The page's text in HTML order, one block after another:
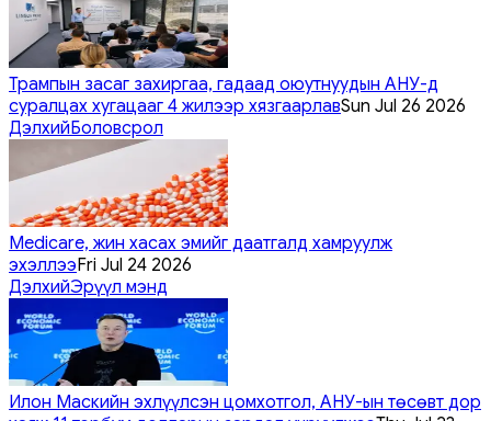
Трампын засаг захиргаа, гадаад оюутнуудын АНУ-д
суралцах хугацааг 4 жилээр хязгаарлавSun Jul 26 2026
ДэлхийБоловсрол
Medicare, жин хасах эмийг даатгалд хамруулж
эхэллээFri Jul 24 2026
ДэлхийЭрүүл мэнд
Илон Маскийн эхлүүлсэн цомхотгол, АНУ-ын төсөвт дор